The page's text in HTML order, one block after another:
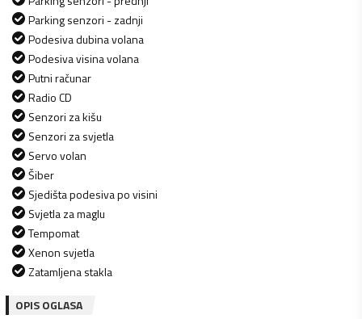
Parking senzori - zadnji
Podesiva dubina volana
Podesiva visina volana
Putni računar
Radio CD
Senzori za kišu
Senzori za svjetla
Servo volan
Šiber
Sjedišta podesiva po visini
Svjetla za maglu
Tempomat
Xenon svjetla
Zatamljena stakla
OPIS OGLASA